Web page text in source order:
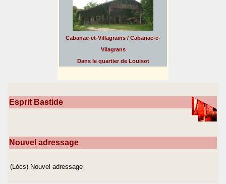
Cabanac-et-Villagrains / Cabanac-e-
Vilagrans
Dans le quartier de Louisot
Esprit Bastide
Nouvel adressage
(Lòcs) Nouvel adressage